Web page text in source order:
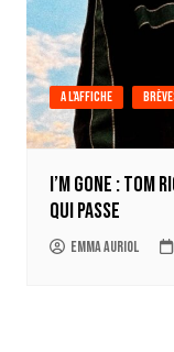
A l'affiche
I’m Gone :
qui passe
Emma Auriol